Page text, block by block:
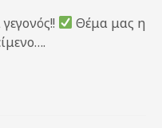
Θέμα μας η